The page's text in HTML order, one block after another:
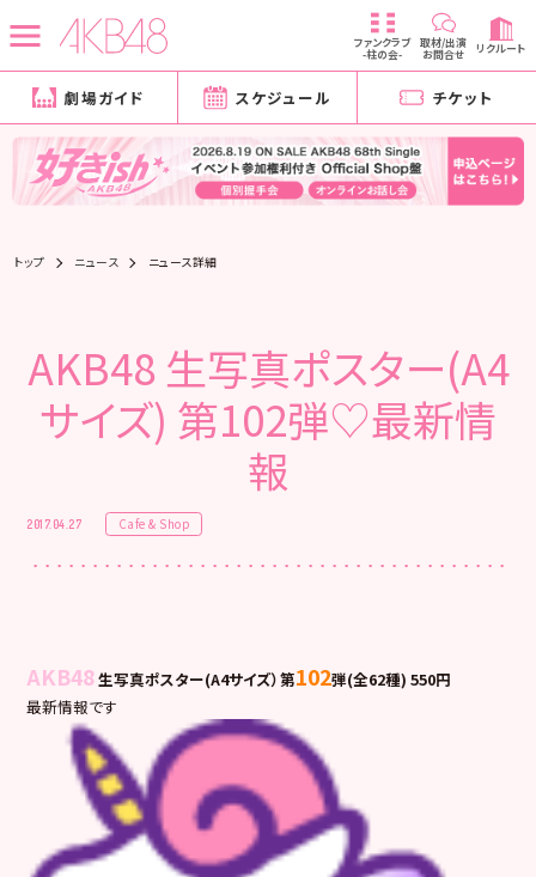
ファンクラブ
-柱の会-
取材/出演
お問合せ リクルート
劇場ガイド スケジュール チケット
トップ ニュース ニュース詳細
AKB48 生写真ポスター(A4
サイズ) 第102弾♡最新情
報
2017.04.27 Cafe & Shop
AKB48生写真ポスター(A4サイズ）第102弾(全62種) 550円
最新情報です